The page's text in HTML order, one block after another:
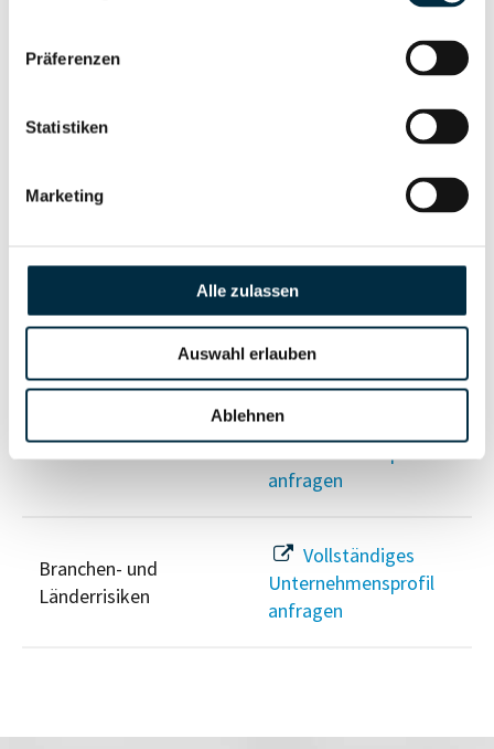
Präferenzen
Statistiken
Marketing
Alle zulassen
Auswahl erlauben
Ablehnen
Wirtschaftlich
Vollständiges
Sanktionslistenstatus
Unternehmensprofil
anfragen
Insolvenzinformationen
anfragen
Branchen- und
Länderrisiken
Vollständiges
Unternehmensprofil
anfragen